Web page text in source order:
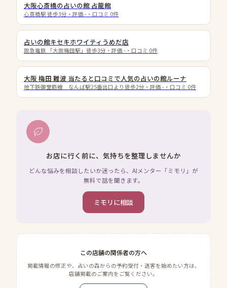
大阪心斎橋の占いの館 占龍館
心斎橋駅 徒歩3分 ・評価 - ・口コミ 0件
占いの館キセキホワイティうめだ店
阪急電鉄 「大阪梅田駅」徒歩3分 ・評価 - ・口コミ 0件
大阪 梅田 難波 当たると口コミで人気の占いの館ルーナ
地下鉄御堂筋線 なんば駅25番出口より徒歩2分 ・評価 - ・口コミ 0件
お店に行く前に、気持ちを整理しませんか
どんな悩みを相談したいか迷ったら、AIメンター「ミモリ」が
無料で話を聞きます。
ミモリに相談
この店舗の関係者の方へ
掲載情報の修正や、占いの森からの予約受付・送客を始めたい方は、
店舗掲載のご案内をご覧ください。